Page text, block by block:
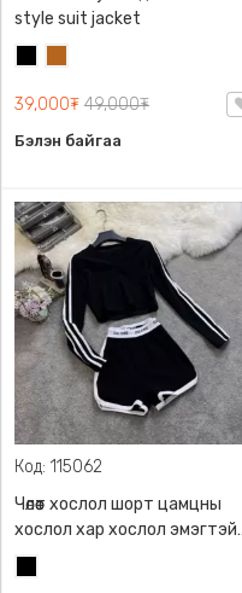
style suit jacket
39,000₮ 49,000₮
Бэлэн байгаа
Код: 115062
Чөлөөт хослол шорт цамцны
хослол хар хослол эмэгтэй
хувцас, даавуун
материалтай